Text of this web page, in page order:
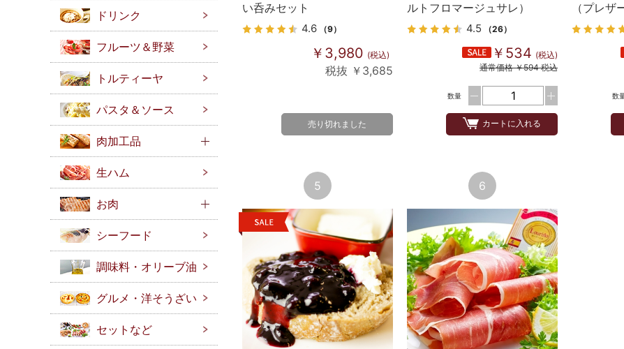
ドリンク
フルーツ＆野菜
トルティーヤ
パスタ＆ソース
肉加工品
生ハム
お肉
シーフード
調味料・オリーブ油
グルメ・洋そうざい
セットなど
い呑みセット
4.6 （9）
￥3,980 (税込)
税抜 ￥3,685
売り切れました
ルトフロマージュサレ）
4.5 （26）
￥534 (税込)
通常価格 ￥594 税込
数量
カートに入れる
（プレザ
数
5 6